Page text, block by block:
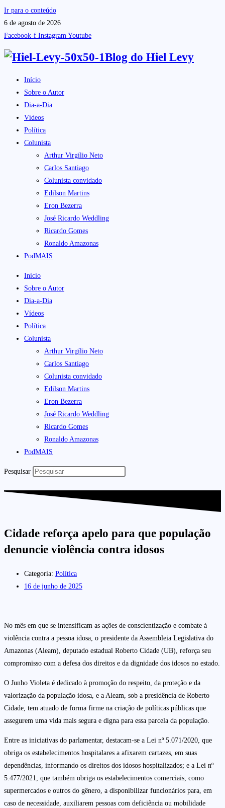
Ir para o conteúdo
6 de agosto de 2026
Facebook-f Instagram Youtube
Blog do Hiel Levy
Início
Sobre o Autor
Dia-a-Dia
Vídeos
Política
Colunista
Arthur Virgílio Neto
Carlos Santiago
Colunista convidado
Edilson Martins
Eron Bezerra
José Ricardo Weddling
Ricardo Gomes
Ronaldo Amazonas
PodMAIS
Início
Sobre o Autor
Dia-a-Dia
Vídeos
Política
Colunista
Arthur Virgílio Neto
Carlos Santiago
Colunista convidado
Edilson Martins
Eron Bezerra
José Ricardo Weddling
Ricardo Gomes
Ronaldo Amazonas
PodMAIS
Pesquisar
Cidade reforça apelo para que população
denuncie violência contra idosos
Categoria: Política
16 de junho de 2025
No mês em que se intensificam as ações de conscientização e combate à
violência contra a pessoa idosa, o presidente da Assembleia Legislativa do
Amazonas (Aleam), deputado estadual Roberto Cidade (UB), reforça seu
compromisso com a defesa dos direitos e da dignidade dos idosos no estado.
O Junho Violeta é dedicado à promoção do respeito, da proteção e da
valorização da população idosa, e a Aleam, sob a presidência de Roberto
Cidade, tem atuado de forma firme na criação de políticas públicas que
assegurem uma vida mais segura e digna para essa parcela da população.
Entre as iniciativas do parlamentar, destacam-se a Lei nº 5.071/2020, que
obriga os estabelecimentos hospitalares a afixarem cartazes, em suas
dependências, informando os direitos dos idosos hospitalizados; e a Lei nº
5.477/2021, que também obriga os estabelecimentos comerciais, como
supermercados e outros do gênero, a disponibilizar funcionários para, em
caso de necessidade, auxiliarem pessoas com deficiência ou mobilidade